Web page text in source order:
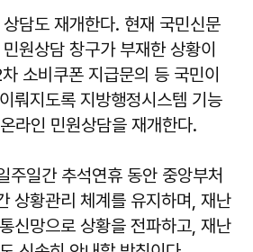
담도 재개한다. 현재 국민신문
원상담 창구가 부재한 상황이
소비쿠폰 지급문의 등 국민이
뤄지도록 지방행정시스템 기능
라인 민원상담을 재개한다.
주일간 추석연휴 동안 중앙부처
상황관리 체계를 유지하며, 재난
신망으로 상황을 전파하고, 재난